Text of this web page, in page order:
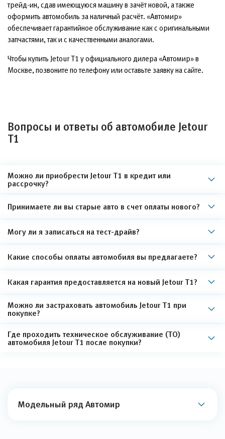
трейд-ин, сдав имеющуюся машину в зачёт новой, а также
оформить автомобиль за наличный расчёт. «Автомир»
обеспечивает гарантийное обслуживание как с оригинальными
запчастями, так и с качественными аналогами.
Чтобы купить Jetour T1 у официального дилера «Автомир» в
Москве, позвоните по телефону или оставьте заявку на сайте.
Вопросы и ответы об автомобиле Jetour
T1
Можно ли приобрести Jetour T1 в кредит или
рассрочку?
Принимаете ли вы старые авто в счет оплаты нового?
Могу ли я записаться на тест-драйв?
Какие способы оплаты автомобиля вы предлагаете?
Какая гарантия предоставляется на новый Jetour T1?
Можно ли застраховать автомобиль Jetour T1 при
покупке?
Где проходить техническое обслуживание (ТО)
автомобиля Jetour T1 после покупки?
Модельный ряд Автомир